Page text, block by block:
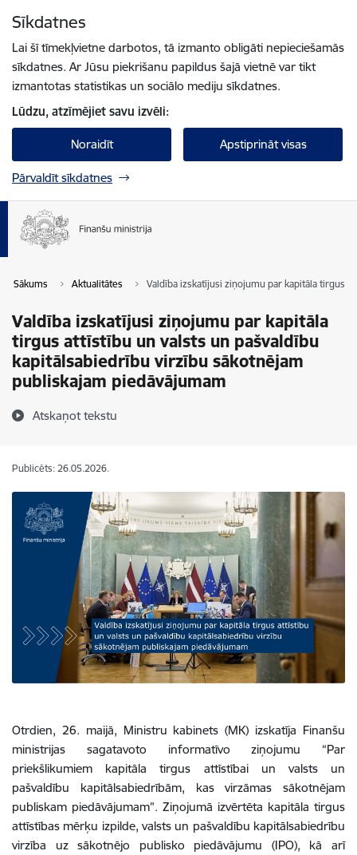
Sīkdatnes
Lai šī tīmekļvietne darbotos, tā izmanto obligāti nepieciešamās
sīkdatnes. Ar Jūsu piekrišanu papildus šajā vietnē var tikt
izmantotas statistikas un sociālo mediju sīkdatnes.
Lūdzu, atzīmējiet savu izvēli:
Noraidīt Apstiprināt visas
Pārvaldīt sīkdatnes
Sākums Aktualitātes Valdība izskatījusi ziņojumu par kapitāla tirgus
Valdība izskatījusi ziņojumu par kapitāla
tirgus attīstību un valsts un pašvaldību
kapitālsabiedrību virzību sākotnējam
publiskajam piedāvājumam
Atskaņot tekstu
Publicēts: 26.05.2026.
Otrdien, 26. maijā, Ministru kabinets (MK) izskatīja Finanšu
ministrijas sagatavoto informatīvo ziņojumu “Par
priekšlikumiem kapitāla tirgus attīstībai un valsts un
pašvaldību kapitālsabiedrībām, kas virzāmas sākotnējam
publiskam piedāvājumam”. Ziņojumā izvērtēta kapitāla tirgus
attīstības mērķu izpilde, valsts un pašvaldību kapitālsabiedrību
virzība uz sākotnējo publisko piedāvājumu (IPO), kā arī